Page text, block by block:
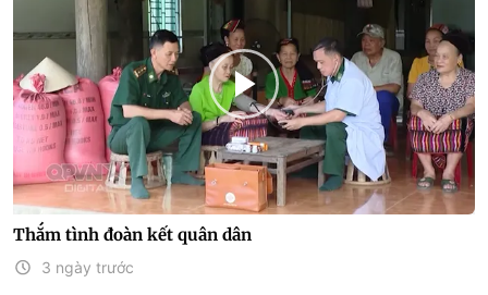
Thắm tình đoàn kết quân dân
3 ngày trước